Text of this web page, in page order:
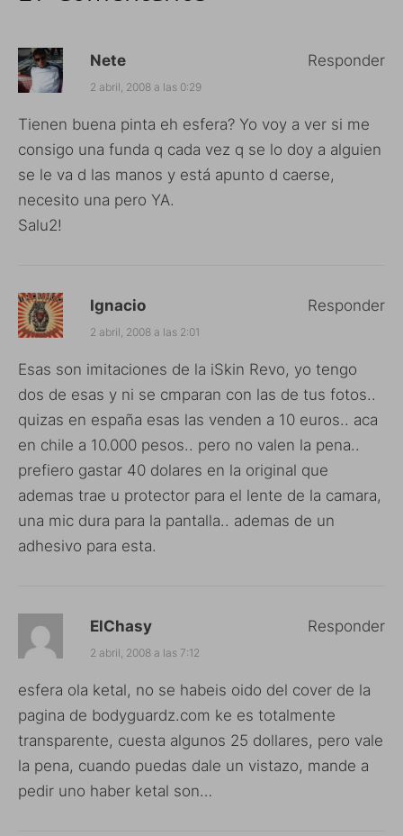
Nete
2 abril, 2008 a las 0:29
Tienen buena pinta eh esfera? Yo voy a ver si me
consigo una funda q cada vez q se lo doy a alguien
se le va d las manos y está apunto d caerse,
necesito una pero YA.
Salu2!
Responder
Ignacio
2 abril, 2008 a las 2:01
Esas son imitaciones de la iSkin Revo, yo tengo
dos de esas y ni se cmparan con las de tus fotos..
quizas en españa esas las venden a 10 euros.. aca
en chile a 10.000 pesos.. pero no valen la pena..
prefiero gastar 40 dolares en la original que
ademas trae u protector para el lente de la camara,
una mic dura para la pantalla.. ademas de un
adhesivo para esta.
Responder
ElChasy
2 abril, 2008 a las 7:12
esfera ola ketal, no se habeis oido del cover de la
pagina de bodyguardz.com ke es totalmente
transparente, cuesta algunos 25 dollares, pero vale
la pena, cuando puedas dale un vistazo, mande a
pedir uno haber ketal son…
Responder